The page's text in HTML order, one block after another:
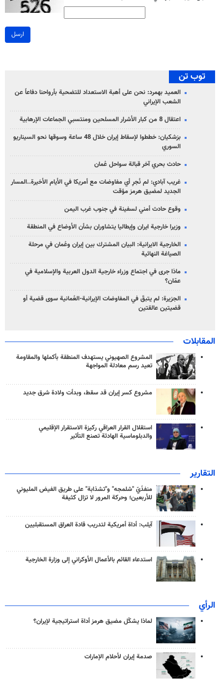
ارسل
توب تن
العميد بهمرد: نحن على أهبة الاستعداد للتضحية بأرواحنا دفاعاً عن
الشعب الإيراني
اعتقال 8 من كبار الأشرار المسلحين ومنتسبي الجماعات الإرهابية
بزشكيان: خططوا لإسقاط إيران خلال 48 ساعة وسوقها نحو السيناريو
السوري
حادث بحري آخر قبالة سواحل عُمان
غريب آبادي: لم نُجرِ أي مفاوضات مع أمريكا في الأيام الأخيرة..المسار
الجديد لمضيق هرمز مؤقت
وقوع حادث أمني لسفينة في جنوب غرب اليمن
وزيرا خارجية ايران وإيطاليا يتشاوران بشأن الأوضاع في المنطقة
الخارجية الايرانية: البيان المشترك بين إيران وعُمان في مرحلة
الصياغة النهائية
ماذا جرى في اجتماع وزراء خارجية الدول العربية والإسلامية في
عمّان؟
الجزيرة: لم يتبقّ في المفاوضات الإيرانية-العُمانية سوى قضية أو
قضيتين عالقتين
المقابلات
المشروع الصهيوني يستهدف المنطقة بأكملها والمقاومة
تعيد رسم معادلة المواجهة
مشروع كسر إيران قد سقط، وبدأت ولادة شرق جديد
استقلال القرار العراقي ركيزة الاستقرار الإقليمي
والدبلوماسية الهادئة تصنع التأثير
التقارير
منفذَيّ "شلمجه" و"تشذابة" على طريق الفيض المليوني
للأربعين؛ وحركة المرور لا تزال كثيفة
آيلب: أداة أمريكية لتدريب قادة العراق المستقبليين
استدعاء القائم بالأعمال الأوكراني إلى وزارة الخارجية
الرأي
لماذا يشكّل مضيق هرمز أداة استراتيجية لإيران؟
صدمة إيران لأحلام الإمارات